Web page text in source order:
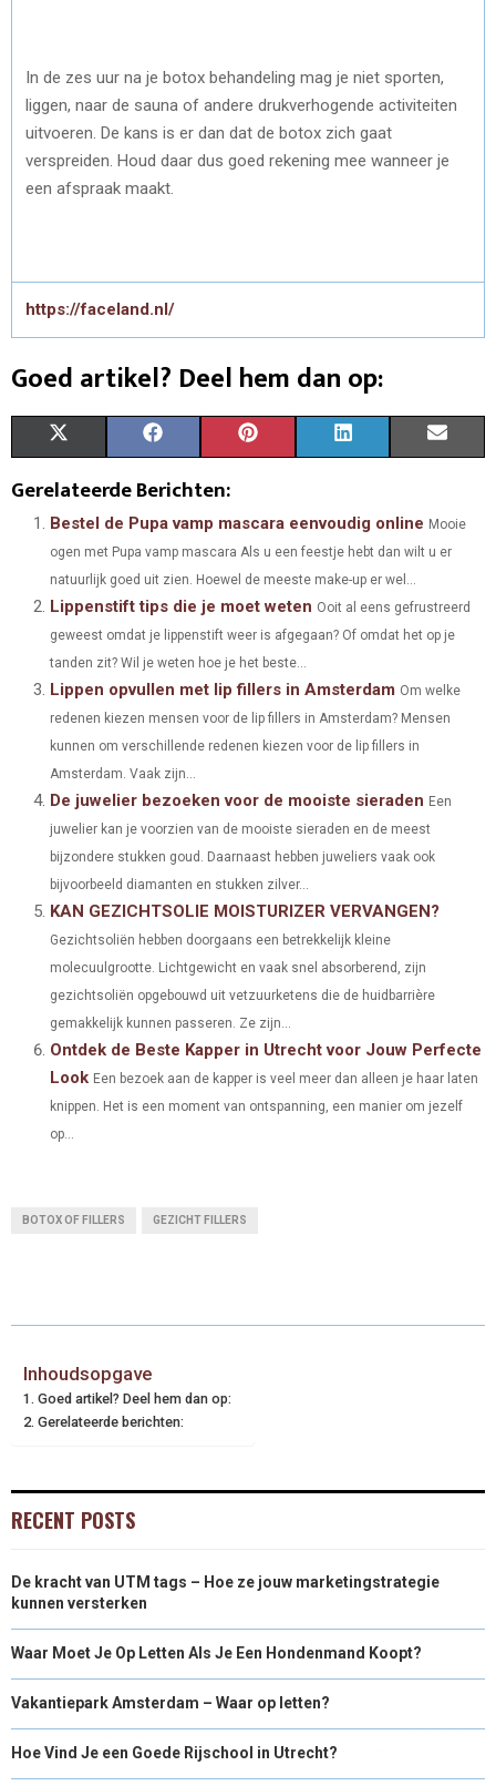
In de zes uur na je botox behandeling mag je niet sporten,
liggen, naar de sauna of andere drukverhogende activiteiten
uitvoeren. De kans is er dan dat de botox zich gaat
verspreiden. Houd daar dus goed rekening mee wanneer je
een afspraak maakt.
https://faceland.nl/
Goed artikel? Deel hem dan op:
A
R
O
T
W
T
E
R
)
R
O
C
E
B
O
K
R
O
N
T
R
S
T
R
O
N
K
D
N
AA
Gerelateerde Berichten:
Bestel de Pupa vamp mascara eenvoudig online Mooie
ogen met Pupa vamp mascara Als u een feestje hebt dan wilt u er
natuurlijk goed uit zien. Hoewel de meeste make-up er wel...
Lippenstift tips die je moet weten Ooit al eens gefrustreerd
geweest omdat je lippenstift weer is afgegaan? Of omdat het op je
tanden zit? Wil je weten hoe je het beste...
Lippen opvullen met lip fillers in Amsterdam Om welke
redenen kiezen mensen voor de lip fillers in Amsterdam? Mensen
kunnen om verschillende redenen kiezen voor de lip fillers in
Amsterdam. Vaak zijn...
De juwelier bezoeken voor de mooiste sieraden Een
juwelier kan je voorzien van de mooiste sieraden en de meest
bijzondere stukken goud. Daarnaast hebben juweliers vaak ook
bijvoorbeeld diamanten en stukken zilver...
KAN GEZICHTSOLIE MOISTURIZER VERVANGEN?
Gezichtsoliën hebben doorgaans een betrekkelijk kleine
molecuulgrootte. Lichtgewicht en vaak snel absorberend, zijn
gezichtsoliën opgebouwd uit vetzuurketens die de huidbarrière
gemakkelijk kunnen passeren. Ze zijn...
Ontdek de Beste Kapper in Utrecht voor Jouw Perfecte
Look Een bezoek aan de kapper is veel meer dan alleen je haar laten
knippen. Het is een moment van ontspanning, een manier om jezelf
op...
BOTOX OF FILLERS GEZICHT FILLERS
Inhoudsopgave
Goed artikel? Deel hem dan op:
Gerelateerde berichten:
RECENT POSTS
De kracht van UTM tags – Hoe ze jouw marketingstrategie
kunnen versterken
Waar Moet Je Op Letten Als Je Een Hondenmand Koopt?
Vakantiepark Amsterdam – Waar op letten?
Hoe Vind Je een Goede Rijschool in Utrecht?